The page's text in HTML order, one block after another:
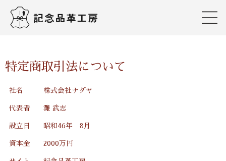
特定商取引法について
社名 株式会社ナダヤ
代表者 灘 武志
設立日 昭和46年 8月
資本金 2000万円